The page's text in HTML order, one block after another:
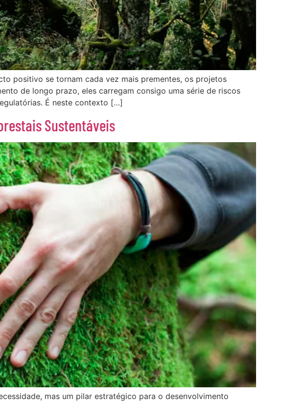
positivo se tornam cada vez mais prementes, os projetos
de longo prazo, eles carregam consigo uma série de riscos
É neste contexto […]
Sustentáveis
mas um pilar estratégico para o desenvolvimento